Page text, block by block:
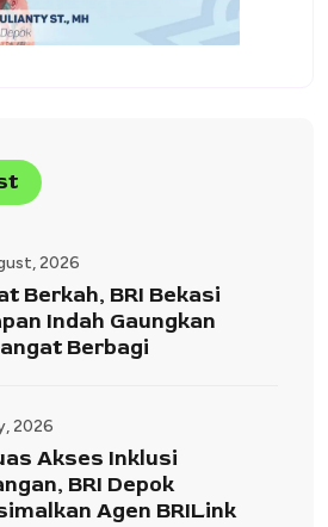
2026
Berkah, BRI Bekasi
Indah Gaungkan
Berbagi
2026
Akses Inklusi
BRI Depok
Agen BRILink